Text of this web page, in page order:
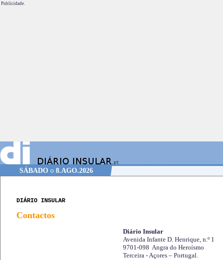
Publicidade.
SÁBADOo 8.AGO.2026
DIÁRIO INSULAR
Contactos
Diário Insular
Avenida Infante D. Henrique, n.º 1
9701-098 Angra do Heroísmo
Terceira - Açores – Portugal.